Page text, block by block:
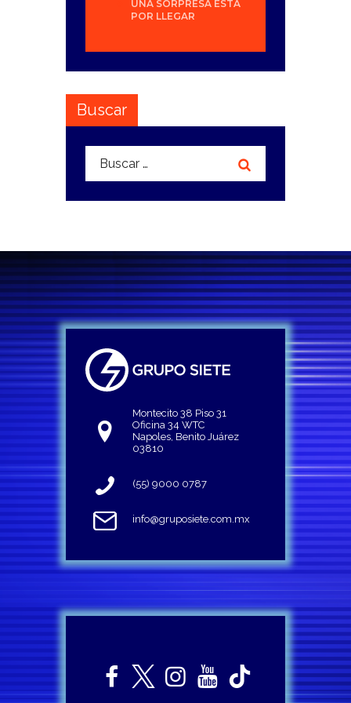
UNA SORPRESA ESTÁ
POR LLEGAR
Buscar
Buscar:
Montecito 38 Piso 31
Oficina 34 WTC
Napoles, Benito Juárez
03810
(55) 9000 0787
info@gruposiete.com.mx